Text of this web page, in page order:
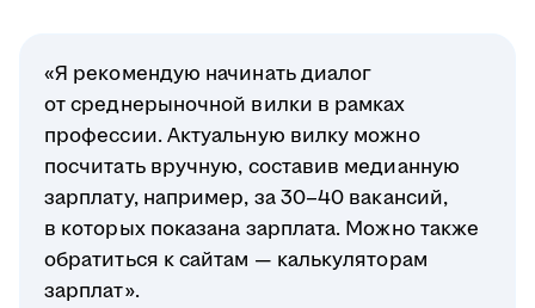
«Я рекомендую начинать диалог
от среднерыночной вилки в рамках
профессии. Актуальную вилку можно
посчитать вручную, составив медианную
зарплату, например, за 30–40 вакансий,
в которых показана зарплата. Можно также
обратиться к сайтам — калькуляторам
зарплат».